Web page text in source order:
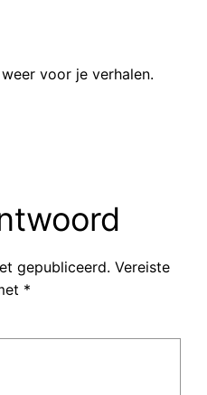
voor je verhalen.
gepubliceerd. Vereiste
*